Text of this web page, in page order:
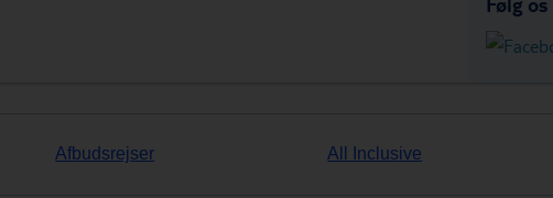
Afbudsrejser All Inclusive